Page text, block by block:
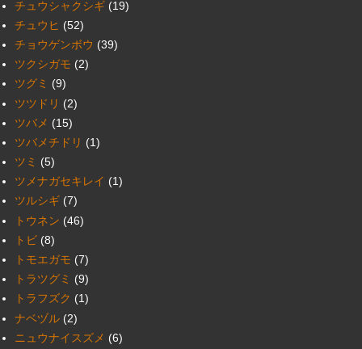
チュウシャクシギ (19)
チュウヒ (52)
チョウゲンボウ (39)
ツクシガモ (2)
ツグミ (9)
ツツドリ (2)
ツバメ (15)
ツバメチドリ (1)
ツミ (5)
ツメナガセキレイ (1)
ツルシギ (7)
トウネン (46)
トビ (8)
トモエガモ (7)
トラツグミ (9)
トラフズク (1)
ナベヅル (2)
ニュウナイスズメ (6)